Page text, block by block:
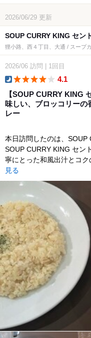
2026/06/29 更新
SOUP CURRY KING セン
狸小路、西４丁目、大通 / スープ
2026/06 訪問 1回目
4.1
【SOUP CURRY KING
味しい、ブロッコリーの
レー
本日訪問したのは、SOUP
SOUP CURRY KING セン
寧にとった和風出汁とコ
見る